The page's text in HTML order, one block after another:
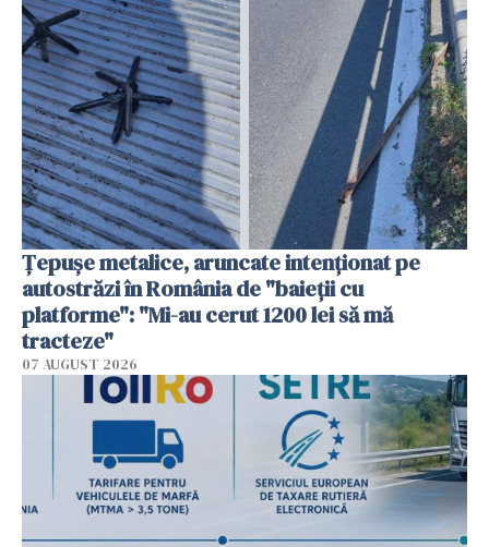
Țepușe metalice, aruncate intenționat pe
autostrăzi în România de "baieții cu
platforme": "Mi-au cerut 1200 lei să mă
tracteze"
07 AUGUST 2026